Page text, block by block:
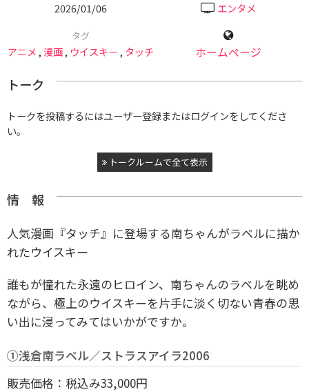
2026/01/06 エンタメ
タグ
アニメ , 漫画, ウイスキー , タッチ ホームページ
トーク
トークを投稿するにはユーザー登録またはログインをしてくださ
い。
トークルームで全て表示
情 報
人気漫画『タッチ』に登場する南ちゃんがラベルに描か
れたウイスキー
誰もが憧れた永遠のヒロイン、南ちゃんのラベルを眺め
ながら、極上のウイスキーを片手に淡く切ない青春の思
い出に浸ってみてはいかがですか。
①浅倉南ラベル／ストラスアイラ2006
販売価格：税込み33,000円